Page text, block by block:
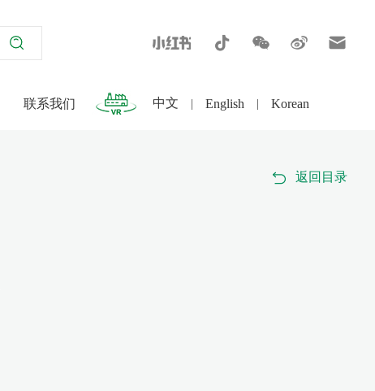
联系我们 中文 | English | Korean
返回目录